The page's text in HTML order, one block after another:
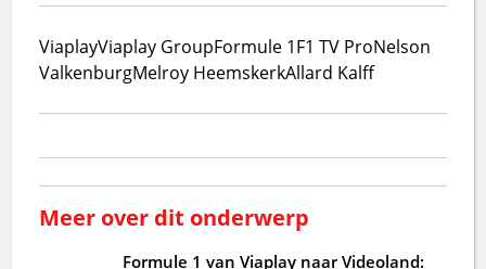
ViaplayViaplay GroupFormule 1F1 TV ProNelson
ValkenburgMelroy HeemskerkAllard Kalff
Meer over dit onderwerp
Formule 1 van Viaplay naar Videoland: